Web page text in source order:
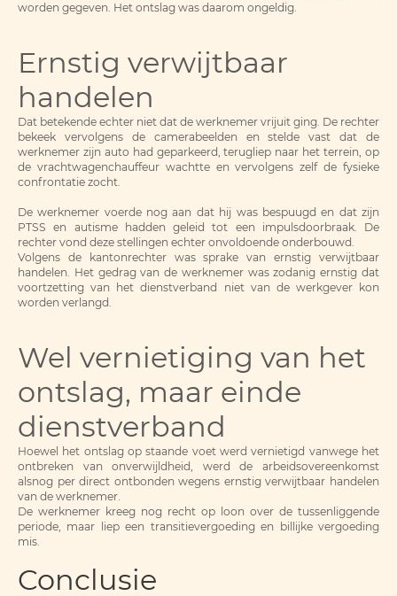
worden gegeven. Het ontslag was daarom ongeldig.
Ernstig verwijtbaar
handelen
Dat betekende echter niet dat de werknemer vrijuit ging. De rechter
bekeek vervolgens de camerabeelden en stelde vast dat de
werknemer zijn auto had geparkeerd, terugliep naar het terrein, op
de vrachtwagenchauffeur wachtte en vervolgens zelf de fysieke
confrontatie zocht.
De werknemer voerde nog aan dat hij was bespuugd en dat zijn
PTSS en autisme hadden geleid tot een impulsdoorbraak. De
rechter vond deze stellingen echter onvoldoende onderbouwd.
Volgens de kantonrechter was sprake van ernstig verwijtbaar
handelen. Het gedrag van de werknemer was zodanig ernstig dat
voortzetting van het dienstverband niet van de werkgever kon
worden verlangd.
Wel vernietiging van het
ontslag, maar einde
dienstverband
Hoewel het ontslag op staande voet werd vernietigd vanwege het
ontbreken van onverwijldheid, werd de arbeidsovereenkomst
alsnog per direct ontbonden wegens ernstig verwijtbaar handelen
van de werknemer.
De werknemer kreeg nog recht op loon over de tussenliggende
periode, maar liep een transitievergoeding en billijke vergoeding
mis.
Conclusie